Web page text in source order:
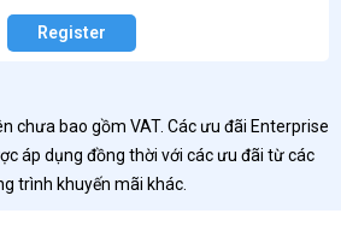
Register
chưa bao gồm VAT. Các ưu đãi Enterprise
áp dụng đồng thời với các ưu đãi từ các
trình khuyến mãi khác.